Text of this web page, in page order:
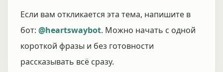
Если вам откликается эта тема, напишите в
бот: @heartswaybot. Можно начать с одной
короткой фразы и без готовности
рассказывать всё сразу.